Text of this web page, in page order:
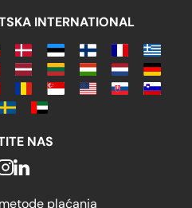
INTERNATIONAL
NAS
plaćanja